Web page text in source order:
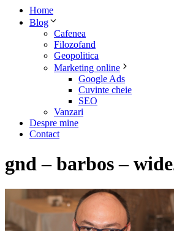
Home
Blog
Cafenea
Filozofand
Geopolitica
Marketing online
Google Ads
Cuvinte cheie
SEO
Vanzari
Despre mine
Contact
gnd – barbos –